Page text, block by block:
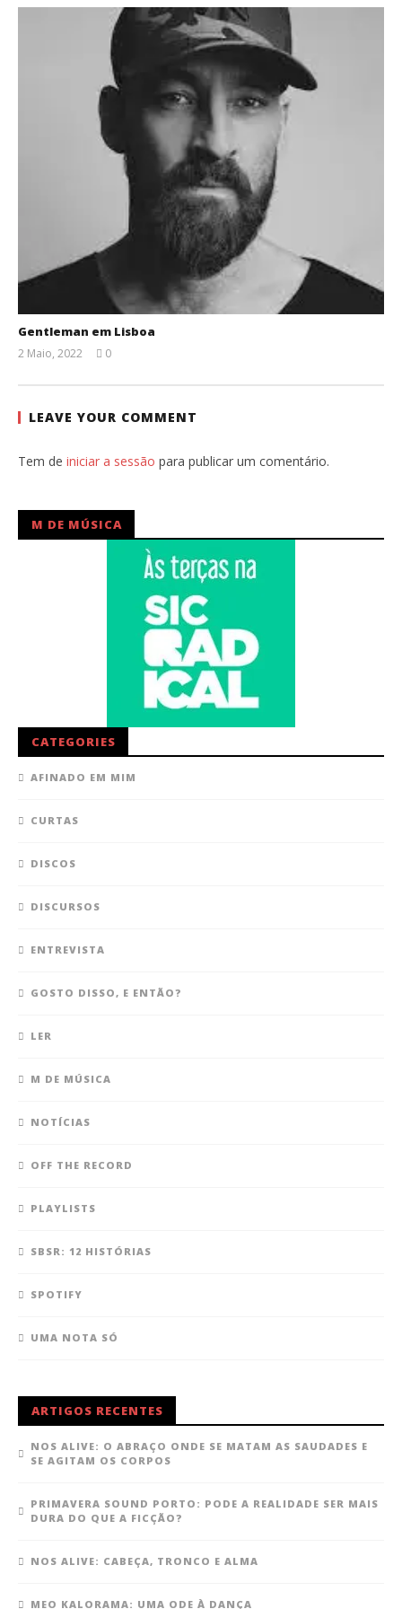
Gentleman em Lisboa
2 Maio, 2022
Ventura
0
LEAVE YOUR COMMENT
Tem de iniciar a sessão para publicar um comentário.
M DE MÚSICA
CATEGORIES
AFINADO EM MIM
CURTAS
DISCOS
DISCURSOS
ENTREVISTA
GOSTO DISSO, E ENTÃO?
LER
M DE MÚSICA
NOTÍCIAS
OFF THE RECORD
PLAYLISTS
SBSR: 12 HISTÓRIAS
SPOTIFY
UMA NOTA SÓ
ARTIGOS RECENTES
NOS ALIVE: O ABRAÇO ONDE SE MATAM AS SAUDADES E
SE AGITAM OS CORPOS
PRIMAVERA SOUND PORTO: PODE A REALIDADE SER MAIS
DURA DO QUE A FICÇÃO?
NOS ALIVE: CABEÇA, TRONCO E ALMA
MEO KALORAMA: UMA ODE À DANÇA